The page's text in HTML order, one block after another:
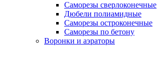
Саморезы сверлоконечные
Дюбели полиамидные
Саморезы остроконечные
Саморезы по бетону
Воронки и аэраторы